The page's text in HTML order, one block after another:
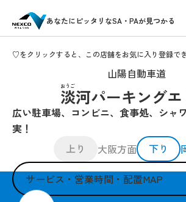
あなたにピッタリなSA・PAが見つかる
♡をクリックすると、この店舗をお気に入り登録で
山陽自動車道
淡河パーキング
おうご
広い駐車場、コンビニ、食事処、シャ
実！
上り
大阪方面 下り
サービス・営業時間・配置MAP
セブン‐イレブン・街かど屋が２４時間ご